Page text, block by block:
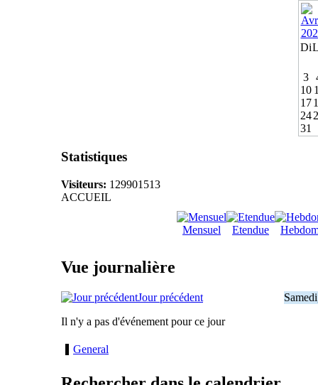
Di
3
10
17
24
31
Statistiques
Visiteurs: 129901513
ACCUEIL
Mensuel Etendue
Vue journalière
Jour précédent
Il n'y a pas d'événement pour ce jour
General